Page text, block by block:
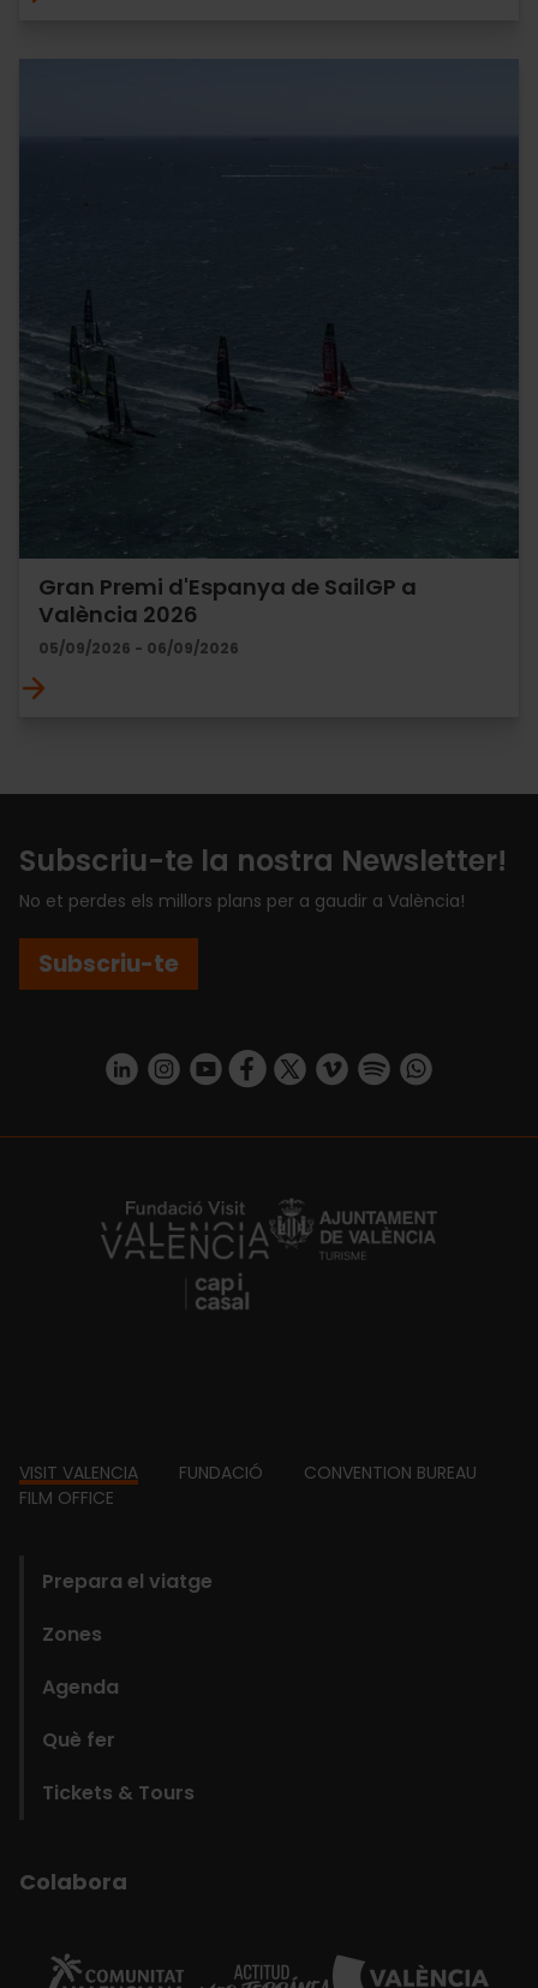
Gran Premi d'Espanya de SailGP a
València 2026
05/09/2026 - 06/09/2026
Subscriu-te la nostra Newsletter!
No et perdes els millors plans per a gaudir a València!
Subscriu-te
https://www.linkedin.com/company/turismo-valencia/mycompany/
https://www.instagram.com/visit_valencia/
https://www.youtube.com/user/
https://www.facebook.com/
https://twitter.com/
https://vimeo.com/
https://https://api.whatsapp.com/
https://fundacion.visitvalencia.com/
Footer
VISIT VALENCIA FUNDACIÓ
CONVENTION BUREAU
FILM OFFICE
Prepara el viatge
Zones
Agenda
Què fer
Tickets & Tours
Colabora